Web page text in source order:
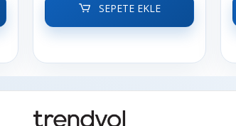
SEPETE EKLE